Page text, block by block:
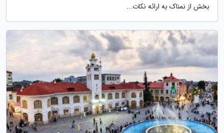
بخش از نمناک به ارائه نکات...